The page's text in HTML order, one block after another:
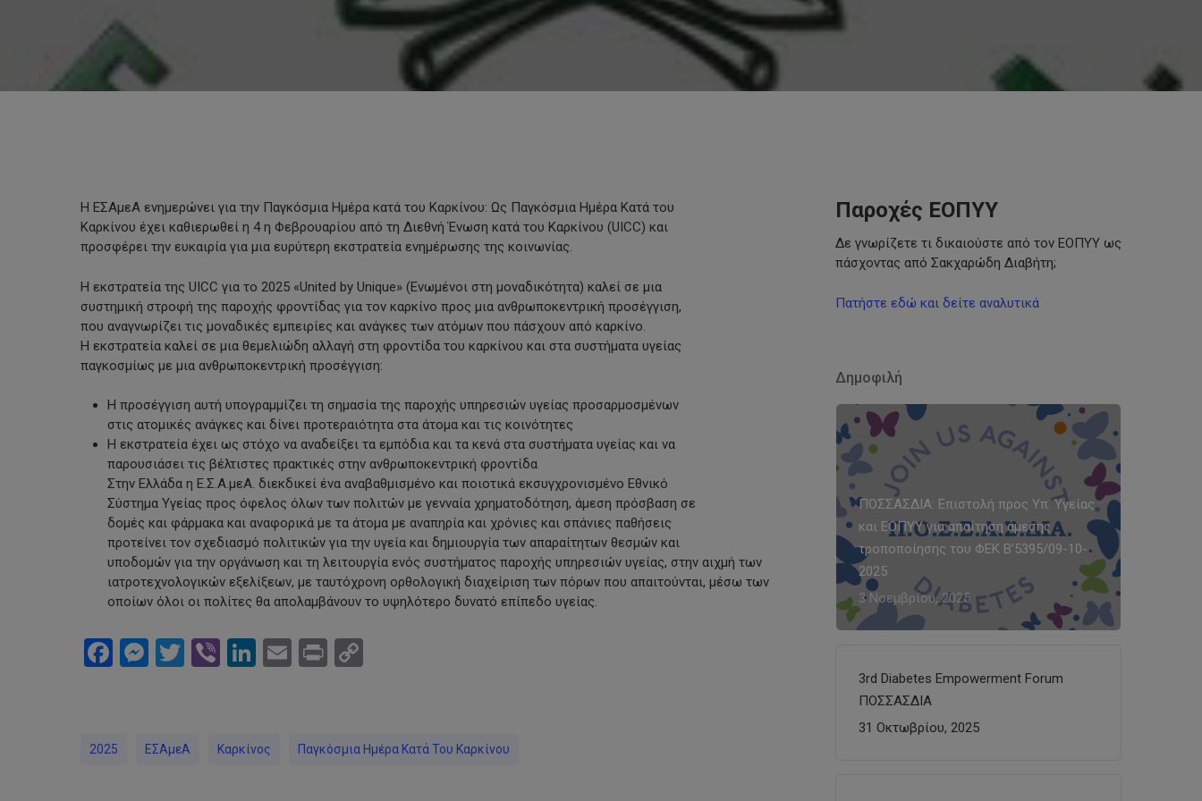
Hit enter to search or ESC to close
Η ΕΣΑμεΑ ενημερώνει για την Παγκόσμια Ημέρα κατά του Καρκίνου: Ως Παγκόσμια Ημέρα Κατά του
Καρκίνου έχει καθιερωθεί η 4 η Φεβρουαρίου από τη Διεθνή Ένωση κατά του Καρκίνου (UICC) και
προσφέρει την ευκαιρία για μια ευρύτερη εκστρατεία ενημέρωσης της κοινωνίας.
Η εκστρατεία της UICC για το 2025 «United by Unique» (Ενωμένοι στη μοναδικότητα) καλεί σε μια
συστημική στροφή της παροχής φροντίδας για τον καρκίνο προς μια ανθρωποκεντρική προσέγγιση,
που αναγνωρίζει τις μοναδικές εμπειρίες και ανάγκες των ατόμων που πάσχουν από καρκίνο.
Η εκστρατεία καλεί σε μια θεμελιώδη αλλαγή στη φροντίδα του καρκίνου και στα συστήματα υγείας
παγκοσμίως με μια ανθρωποκεντρική προσέγγιση:
Η προσέγγιση αυτή υπογραμμίζει τη σημασία της παροχής υπηρεσιών υγείας προσαρμοσμένων
στις ατομικές ανάγκες και δίνει προτεραιότητα στα άτομα και τις κοινότητες
Η εκστρατεία έχει ως στόχο να αναδείξει τα εμπόδια και τα κενά στα συστήματα υγείας και να
παρουσιάσει τις βέλτιστες πρακτικές στην ανθρωποκεντρική φροντίδα
Στην Ελλάδα η Ε.Σ.Α.μεΑ. διεκδικεί ένα αναβαθμισμένο και ποιοτικά εκσυγχρονισμένο Εθνικό
Σύστημα Υγείας προς όφελος όλων των πολιτών με γενναία χρηματοδότηση, άμεση πρόσβαση σε
δομές και φάρμακα και αναφορικά με τα άτομα με αναπηρία και χρόνιες και σπάνιες παθήσεις
προτείνει τον σχεδιασμό πολιτικών για την υγεία και δημιουργία των απαραίτητων θεσμών και
υποδομών για την οργάνωση και τη λειτουργία ενός συστήματος παροχής υπηρεσιών υγείας, στην αιχμή των
ιατροτεχνολογικών εξελίξεων, με ταυτόχρονη ορθολογική διαχείριση των πόρων που απαιτούνται, μέσω των
οποίων όλοι οι πολίτες θα απολαμβάνουν το υψηλότερο δυνατό επίπεδο υγείας.
Facebook
Messenger
Twitter
ViberLinkedIn
Email
Print
2025 ΕΣΑμεΑ Καρκίνος Παγκόσμια Ημέρα Κατά Του Καρκίνου
Παροχές ΕΟΠΥΥ
Δε γνωρίζετε τι δικαιούστε από τον ΕΟΠΥΥ ως
πάσχοντας από Σακχαρώδη Διαβήτη;
Πατήστε εδώ και δείτε αναλυτικά
Δημοφιλή
ΠΟΣΣΑΣΔΙΑ: Επιστολή προς Υπ. Υγείας
και ΕΟΠΥΥ για απαίτηση άμεσης
τροποποίησης του ΦΕΚ Β’5395/09-10-
2025
3 Νοεμβρίου, 2025
3rd Diabetes Empowerment Forum
ΠΟΣΣΑΣΔΙΑ
31 Οκτωβρίου, 2025